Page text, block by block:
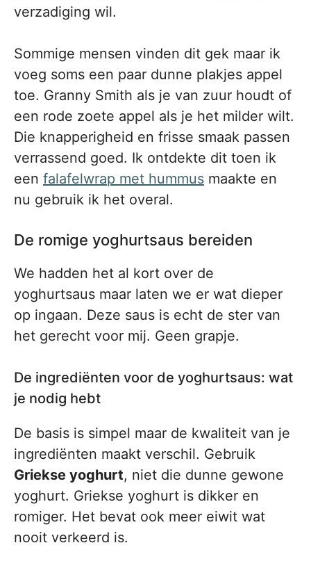
verzadiging wil.
Sommige mensen vinden dit gek maar ik
voeg soms een paar dunne plakjes appel
toe. Granny Smith als je van zuur houdt of
een rode zoete appel als je het milder wilt.
Die knapperigheid en frisse smaak passen
verrassend goed. Ik ontdekte dit toen ik
een falafelwrap met hummus maakte en
nu gebruik ik het overal.
De romige yoghurtsaus bereiden
We hadden het al kort over de
yoghurtsaus maar laten we er wat dieper
op ingaan. Deze saus is echt de ster van
het gerecht voor mij. Geen grapje.
De ingrediënten voor de yoghurtsaus: wat
je nodig hebt
De basis is simpel maar de kwaliteit van je
ingrediënten maakt verschil. Gebruik
Griekse yoghurt, niet die dunne gewone
yoghurt. Griekse yoghurt is dikker en
romiger. Het bevat ook meer eiwit wat
nooit verkeerd is.